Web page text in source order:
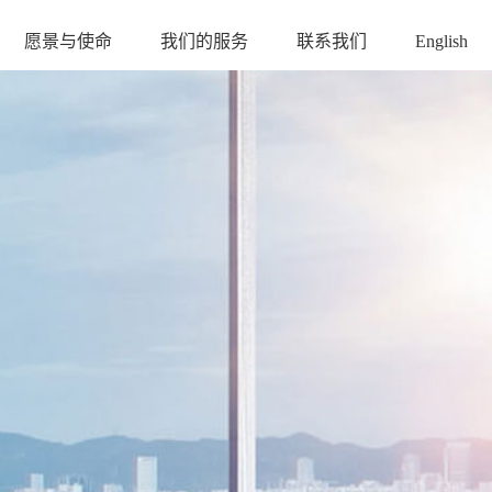
愿景与使命 我们的服务 联系我们 English